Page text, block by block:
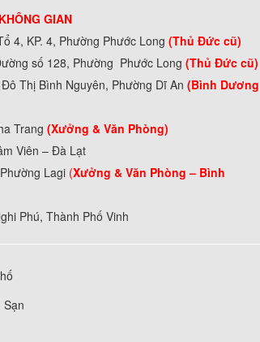
GIAN
4, KP. 4, Phường Phước Long(Thủ Đức cũ)
số 128, Phường Phước Long(Thủ Đức cũ)
Thị Bình Nguyên, Phường Dĩ An (Bình Dương
Trang (Xưởng & Văn Phòng)
Viên – Đà Lạt
Lagi (Xưởng & Văn Phòng – Bình
Phú, Thành Phố Vinh
Sạn